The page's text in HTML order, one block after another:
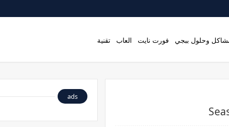
وحلول ببجي فورت نايت العاب تقنية
ads